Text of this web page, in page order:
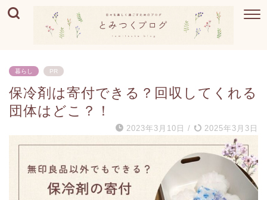
暮らし PR
保冷剤は寄付できる？回収してくれる
団体はどこ？！
2023年3月10日 / 2025年3月3日